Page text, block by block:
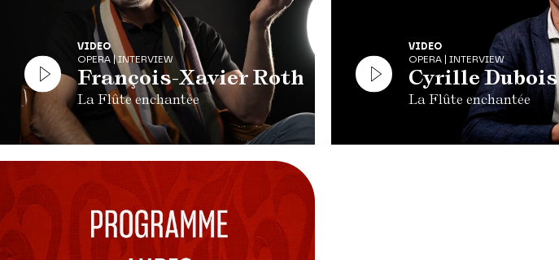
VIDEO
OPERA | INTERVIEW
François-Xavier Roth
La Flûte enchantée
VIDEO
OPERA | INTERVIEW
Cyrille Dubois
La Flûte enchantée